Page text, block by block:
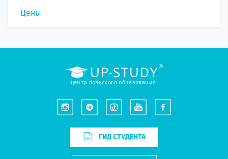
Цены
центр польского образования
ГИД СТУДЕНТА